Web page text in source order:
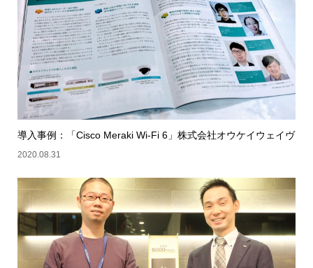
導入事例：「Cisco Meraki Wi-Fi 6」株式会社オウケイウェイヴ
2020.08.31